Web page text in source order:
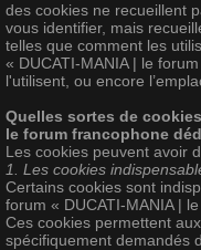
des cookies ne recueillent
vous identifier, mais
telles que comment les
« DUCATI-MANIA | le
l'utilisent, ou encore
Quelles sortes de
le forum francophone
Les cookies peuvent avoir
1. Les cookies
Certains cookies sont
forum « DUCATI-MANIA |
Ces cookies permettent
spécifiquement demandés